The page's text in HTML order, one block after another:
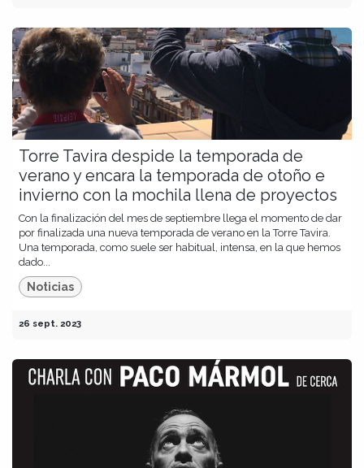
Torre Tavira despide la temporada de
verano y encara la temporada de otoño e
invierno con la mochila llena de proyectos
Con la finalización del mes de septiembre llega el momento de dar
por finalizada una nueva temporada de verano en la Torre Tavira.
Una temporada, como suele ser habitual, intensa, en la que hemos
dado...
Noticias
26 sept. 2023